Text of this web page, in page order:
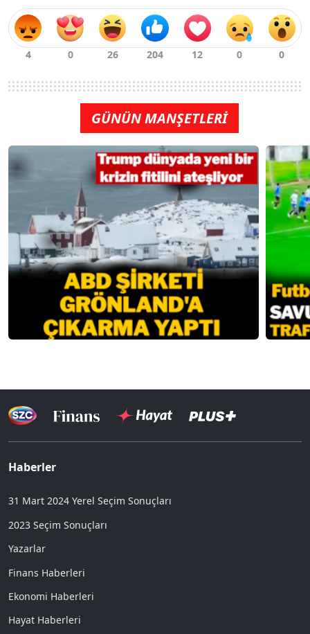
GÜNÜN MANŞETLERİ
Haberler
31 Mart 2024 Yerel Seçim Sonuçları
2023 Seçim Sonuçları
Yazarlar
Finans Haberleri
Ekonomi Haberleri
Hayat Haberleri